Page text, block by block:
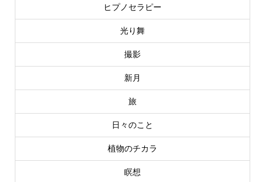
ヒプノセラピー
光り舞
撮影
新月
旅
日々のこと
植物のチカラ
瞑想